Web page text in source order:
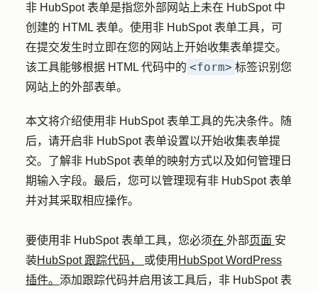
非 HubSpot 表单是指您外部网站上未在 HubSpot 中
创建的 HTML 表单。使用非 HubSpot 表单工具，可
在提交发生时立即在您的网站上开始收集表单提交。
该工具能够根据 HTML 代码中的 <form> 标签识别您
网站上的外部表单。
本文将介绍使用非 HubSpot 表单工具的先决条件。随
后，请开启非 HubSpot 表单设置以开始收集表单提
交。了解非 HubSpot 表单的映射方式以及如何管理日
期输入字段。最后，您可以管理现有非 HubSpot 表单
并对其采取相应操作。
要使用非 HubSpot 表单工具，您必须在 外部页面 安
装HubSpot 跟踪代码， 或使用 HubSpot WordPress
插件。 添加跟踪代码并启用该工具后，非 HubSpot 表